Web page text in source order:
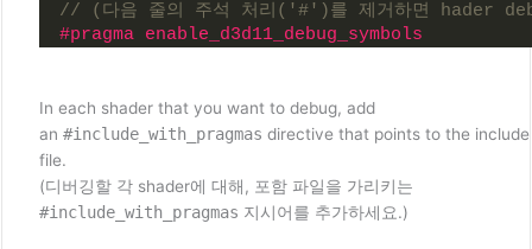
// (다음 줄의 주석 처리('#')를 제거하면 hader
#pragma enable_d3d11_debug_symbols
In each shader that you want to debug, add
an #include_with_pragmas directive that points to the include
file.
(디버깅할 각 shader에 대해, 포함 파일을 가리키는
#include_with_pragmas 지시어를 추가하세요.)